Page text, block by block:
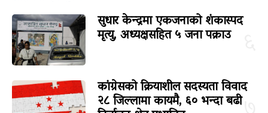
सुधार केन्द्रमा एकजनाको शंकास्पद
मृत्यु, अध्यक्षसहित ५ जना पक्राउ
कांग्रेसको क्रियाशील सदस्यता विवाद
२८ जिल्लामा कायमै, ६० भन्दा बढी